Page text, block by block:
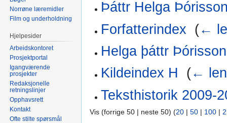
Þáttr Helga
Forfatterindex (←
Helga þáttr
Kildeindex H
(←
Teksthistorik 2009-
Vis (forrige 50 | neste 50) (20 | 50 | 100 |
Norrøne læremidler
Film og underholdning
Hjelpesider
Arbeidskontoret
Prosjektportal
Igangværende
prosjekter
Redaksjonelle
retningslinjer
Opphavsrett
Kontakt
Ofte stilte spørsmål